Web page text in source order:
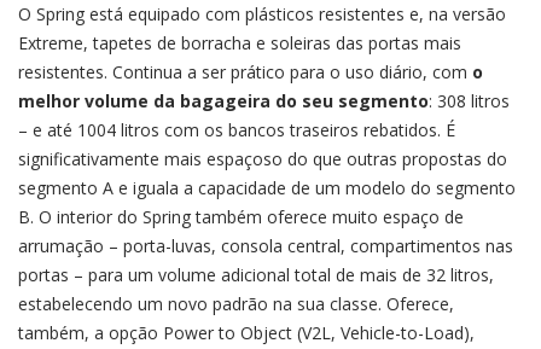
O Spring está equipado com plásticos resistentes e, na versão
Extreme, tapetes de borracha e soleiras das portas mais
resistentes. Continua a ser prático para o uso diário, com o
melhor volume da bagageira do seu segmento: 308 litros
– e até 1004 litros com os bancos traseiros rebatidos. É
significativamente mais espaçoso do que outras propostas do
segmento A e iguala a capacidade de um modelo do segmento
B. O interior do Spring também oferece muito espaço de
arrumação – porta-luvas, consola central, compartimentos nas
portas – para um volume adicional total de mais de 32 litros,
estabelecendo um novo padrão na sua classe. Oferece,
também, a opção Power to Object (V2L, Vehicle-to-Load),